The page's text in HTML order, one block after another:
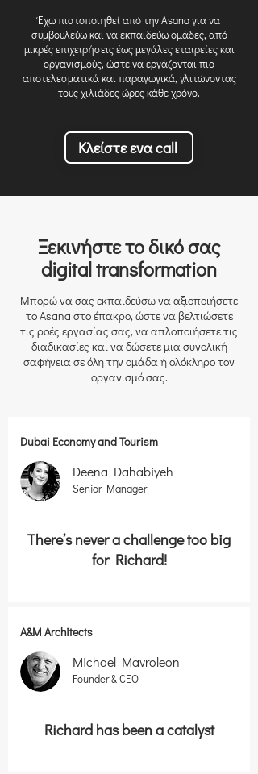
Έχω πιστοποιηθεί από την Asana για να
συμβουλεύω και να εκπαιδεύω ομάδες, από
μικρές επιχειρήσεις έως μεγάλες εταιρείες και
οργανισμούς, ώστε να εργάζονται πιο
αποτελεσματικά και παραγωγικά, γλιτώνοντας
τους χιλιάδες ώρες κάθε χρόνο.
Κλείστε ενα call
Ξεκινήστε το δικό σας
digital transformation
Mπορώ να σας εκπαιδεύσω να αξιοποιήσετε
το Asana στο έπακρο, ώστε να βελτιώσετε
τις ροές εργασίας σας, να απλοποιήσετε τις
διαδικασίες και να δώσετε μια συνολική
σαφήνεια σε όλη την ομάδα ή ολόκληρο τον
οργανισμό σας.
Dubai Economy and Tourism
Deena Dahabiyeh
Senior Manager
There’s never a challenge too big
for Richard!
A&M Architects
Michael Mavroleon
Founder & CEO
Richard has been a catalyst